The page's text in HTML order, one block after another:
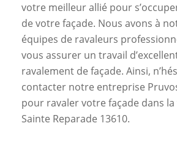
votre meilleur allié pour
de votre façade. Nous avons à
équipes de ravaleurs
vous assurer un travail
ravalement de façade. Ainsi,
contacter notre entreprise
pour ravaler votre façade dans la
Sainte Reparade 13610.